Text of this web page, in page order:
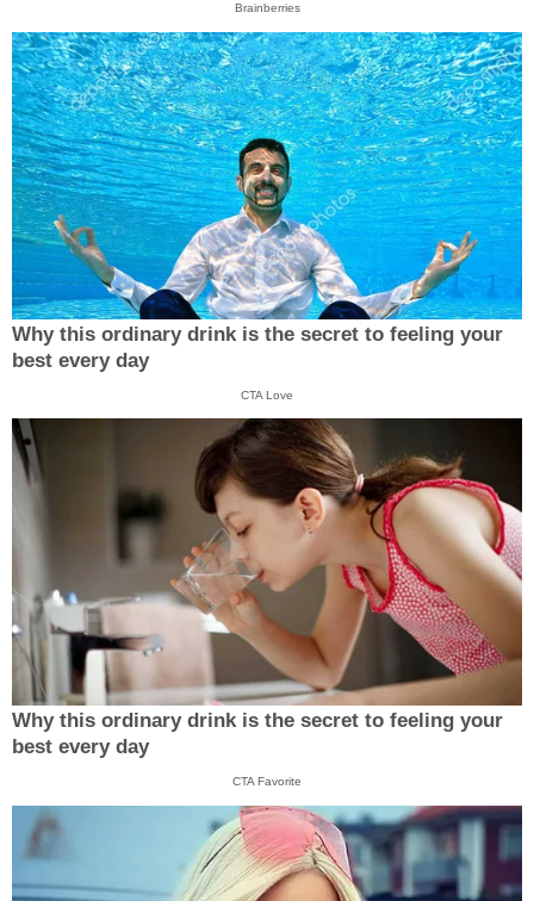
Brainberries
Why this ordinary drink is the secret to feeling your
best every day
CTA Love
Why this ordinary drink is the secret to feeling your
best every day
CTA Favorite